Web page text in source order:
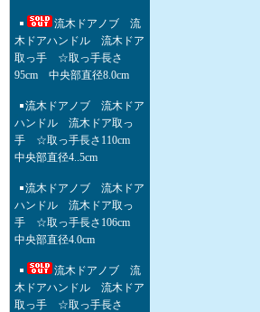
流木ドアノブ 流
木ドアハンドル 流木ドア
取っ手 ☆取っ手長さ
95cm 中央部直径8.0cm
流木ドアノブ 流木ドア
ハンドル 流木ドア取っ
手 ☆取っ手長さ110cm
中央部直径4..5cm
流木ドアノブ 流木ドア
ハンドル 流木ドア取っ
手 ☆取っ手長さ106cm
中央部直径4.0cm
流木ドアノブ 流
木ドアハンドル 流木ドア
取っ手 ☆取っ手長さ